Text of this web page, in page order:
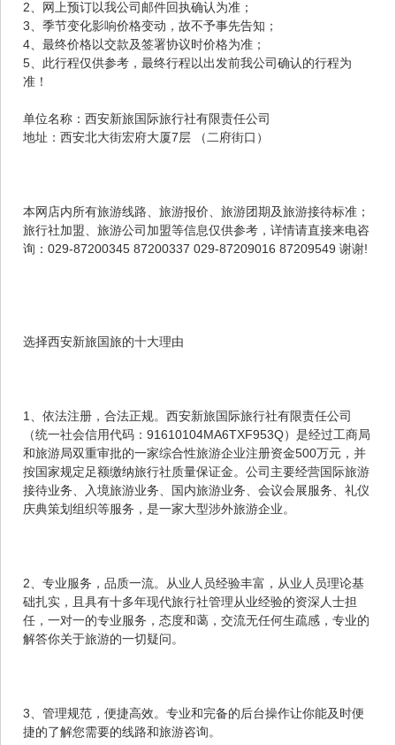
2、网上预订以我公司邮件回执确认为准；
3、季节变化影响价格变动，故不予事先告知；
4、最终价格以交款及签署协议时价格为准；
5、此行程仅供参考，最终行程以出发前我公司确认的行程为
准！
单位名称：西安新旅国际旅行社有限责任公司
地址：西安北大街宏府大厦7层 （二府街口）
本网店内所有旅游线路、旅游报价、旅游团期及旅游接待标准；
旅行社加盟、旅游公司加盟等信息仅供参考，详情请直接来电咨
询：029-87200345 87200337 029-87209016 87209549 谢谢!
选择西安新旅国旅的十大理由
1、依法注册，合法正规。西安新旅国际旅行社有限责任公司
（统一社会信用代码：91610104MA6TXF953Q）是经过工商局
和旅游局双重审批的一家综合性旅游企业注册资金500万元，并
按国家规定足额缴纳旅行社质量保证金。公司主要经营国际旅游
接待业务、入境旅游业务、国内旅游业务、会议会展服务、礼仪
庆典策划组织等服务，是一家大型涉外旅游企业。
2、专业服务，品质一流。从业人员经验丰富，从业人员理论基
础扎实，且具有十多年现代旅行社管理从业经验的资深人士担
任，一对一的专业服务，态度和蔼，交流无任何生疏感，专业的
解答你关于旅游的一切疑问。
3、管理规范，便捷高效。专业和完备的后台操作让你能及时便
捷的了解您需要的线路和旅游咨询。